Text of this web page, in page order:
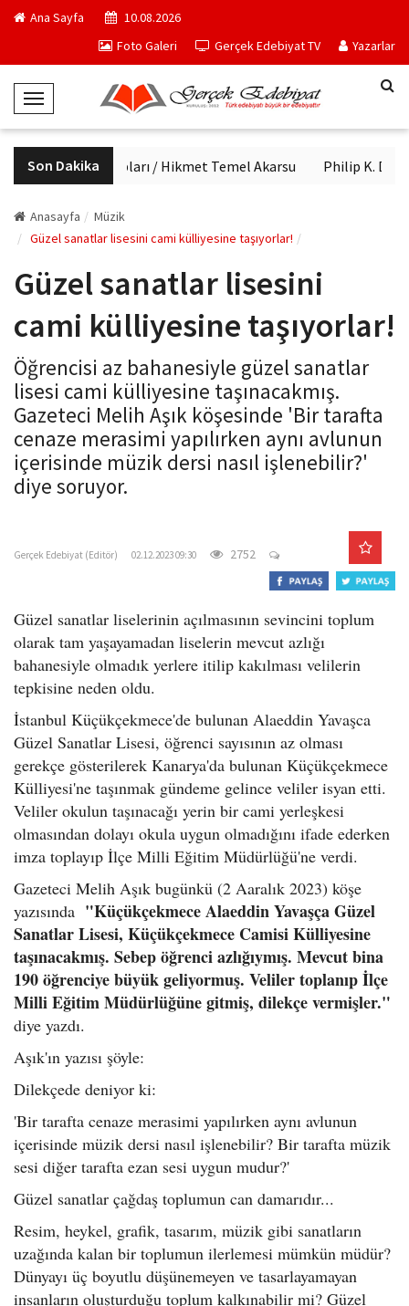
Ana Sayfa
10.08.2026
Foto Galeri
Gerçek Edebiyat TV Yazarlar
T
o
g
g
e
N
v
g
t
i
o
n
Son Dakika
Haftanın kitapları / Hikmet Temel Akarsu Philip K.
Anasayfa
Müzik
Güzel sanatlar lisesini cami külliyesine taşıyorlar!
Güzel sanatlar lisesini
cami külliyesine taşıyorlar!
Öğrencisi az bahanesiyle güzel sanatlar
lisesi cami külliyesine taşınacakmış.
Gazeteci Melih Aşık köşesinde 'Bir tarafta
cenaze merasimi yapılırken aynı avlunun
içerisinde müzik dersi nasıl işlenebilir?'
diye soruyor.
Gerçek Edebiyat (Editör) 02.12.2023 09:30 2752
Güzel sanatlar liselerinin açılmasının sevincini toplum
olarak tam yaşayamadan liselerin mevcut azlığı
bahanesiyle olmadık yerlere itilip kakılması velilerin
tepkisine neden oldu.
İstanbul Küçükçekmece'de bulunan Alaeddin Yavaşca
Güzel Sanatlar Lisesi, öğrenci sayısının az olması
gerekçe gösterilerek Kanarya'da bulunan Küçükçekmece
Külliyesi'ne taşınmak gündeme gelince veliler isyan etti.
Veliler okulun taşınacağı yerin bir cami yerleşkesi
olmasından dolayı okula uygun olmadığını ifade ederken
imza toplayıp İlçe Milli Eğitim Müdürlüğü'ne verdi.
Gazeteci Melih Aşık bugünkü (2 Aaralık 2023) köşe
yazısında "Küçükçekmece Alaeddin Yavaşça Güzel
Sanatlar Lisesi, Küçükçekmece Camisi Külliyesine
taşınacakmış. Sebep öğrenci azlığıymış. Mevcut bina
190 öğrenciye büyük geliyormuş. Veliler toplanıp İlçe
Milli Eğitim Müdürlüğüne gitmiş, dilekçe vermişler."
diye yazdı.
Aşık'ın yazısı şöyle:
Dilekçede deniyor ki:
'Bir tarafta cenaze merasimi yapılırken aynı avlunun
içerisinde müzik dersi nasıl işlenebilir? Bir tarafta müzik
sesi diğer tarafta ezan sesi uygun mudur?'
Güzel sanatlar çağdaş toplumun can damarıdır...
Resim, heykel, grafik, tasarım, müzik gibi sanatların
uzağında kalan bir toplumun ilerlemesi mümkün müdür?
Dünyayı üç boyutlu düşünemeyen ve tasarlayamayan
insanların oluşturduğu toplum kalkınabilir mi? Güzel